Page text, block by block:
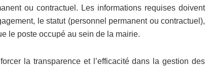
ou contractuel. Les informations requises doivent
le statut (personnel permanent ou contractuel),
le poste occupé au sein de la mairie.
la transparence et l’efficacité dans la gestion des